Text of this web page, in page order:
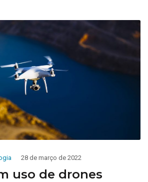
28 de março de 2022
uso de drones